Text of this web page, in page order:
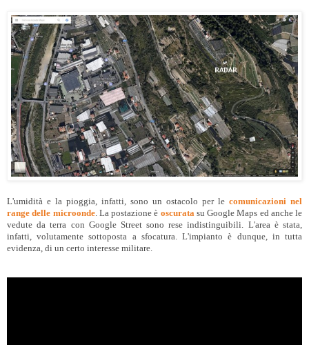
L'umidità e la pioggia, infatti, sono un ostacolo per le comunicazioni nel
range delle microonde. La postazione è oscuratasu Google Maps ed anche le
vedute da terra con Google Street sono rese indistinguibili. L'area è stata,
infatti, volutamente sottoposta a sfocatura. L'impianto è dunque, in tutta
evidenza, di un certo interesse militare.